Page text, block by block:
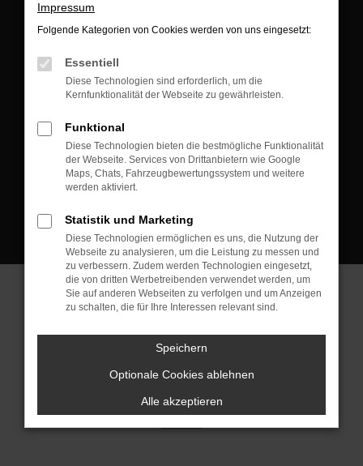
Postadresse:
Kontakt:
Tel.: +49 3745 760 90 20
Fax: +49 3745 760 90 21
Mail: fj@jakob-trading.com
Cookie Einstellungen
© 2026 Jakob Trading GmbH | Neustädter Straße 1 | DE-08223
Neustadt/Vogtland | fj@jakob-trading.com | Webdesign by audaris.de
Impressum
Folgende Kategorien von Cookies werden von uns eingesetzt:
Essentiell
Diese Technologien sind erforderlich, um die
Kernfunktionalität der Webseite zu gewährleisten.
Funktional
Diese Technologien bieten die bestmögliche Funktionalität
der Webseite. Services von Drittanbietern wie Google
Maps, Chats, Fahrzeugbewertungssystem und weitere
werden aktiviert.
Statistik und Marketing
Diese Technologien ermöglichen es uns, die Nutzung der
Webseite zu analysieren, um die Leistung zu messen und
zu verbessern. Zudem werden Technologien eingesetzt,
die von dritten Werbetreibenden verwendet werden, um
Sie auf anderen Webseiten zu verfolgen und um Anzeigen
zu schalten, die für Ihre Interessen relevant sind.
Speichern
Optionale Cookies ablehnen
Alle akzeptieren